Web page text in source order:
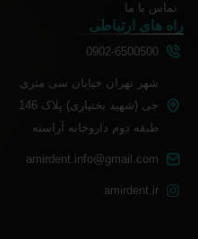
تماس با ما
راه های ارتباطی
0902-6500500
شهر تهران خیابان سی متری
جی (شهید بختیاری) پلاک 146
طبقه دوم داروخانه آراسته
amirdent.info@gmail.com
amirdent.ir